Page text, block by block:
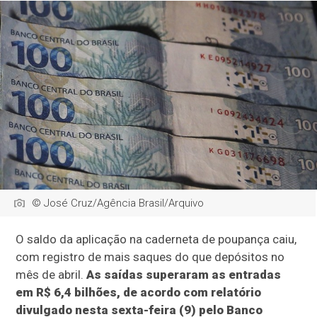
© José Cruz/Agência Brasil/Arquivo
O saldo da aplicação na caderneta de poupança caiu,
com registro de mais saques do que depósitos no
mês de abril.As saídas superaram as entradas
em R$ 6,4 bilhões, de acordo com relatório
divulgado nesta sexta-feira (9) pelo Banco